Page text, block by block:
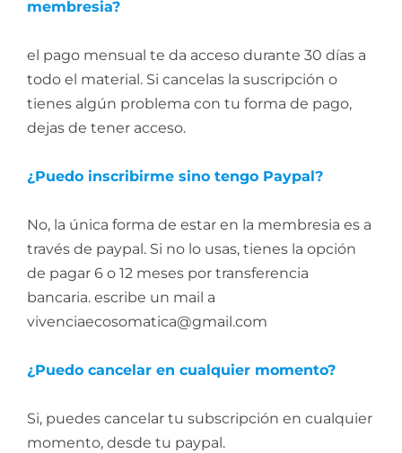
membresia?
el pago mensual te da acceso durante 30 días a
todo el material. Si cancelas la suscripción o
tienes algún problema con tu forma de pago,
dejas de tener acceso.
¿Puedo inscribirme sino tengo Paypal?
No, la única forma de estar en la membresia es a
través de paypal. Si no lo usas, tienes la opción
de pagar 6 o 12 meses por transferencia
bancaria. escribe un mail a
vivenciaecosomatica@gmail.com
¿Puedo cancelar en cualquier momento?
Si, puedes cancelar tu subscripción en cualquier
momento, desde tu paypal.